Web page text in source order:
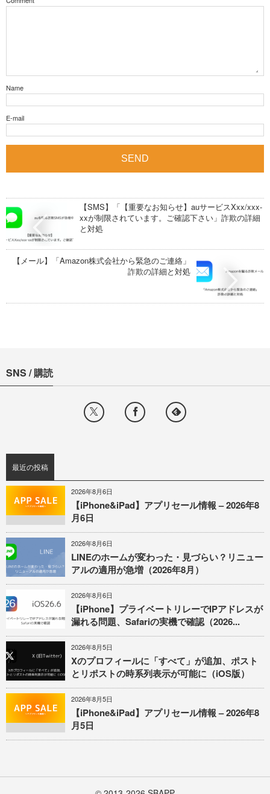
Name
E-mail
【SMS】「【重要なお知らせ】auサービスXxx/xxx-
xxが制限されています。ご確認下さい」詐欺の詳細
と対処
【メール】「Amazon株式会社から緊急のご連絡」
詐欺の詳細と対処
SNS / 購読
最近の投稿
2026年8月6日
【iPhone&iPad】アプリセール情報 – 2026年8
月6日
2026年8月6日
LINEのホームが変わった・見づらい？リニュー
アルの適用が急増（2026年8月）
2026年8月6日
【iPhone】プライベートリレーでIPアドレスが
漏れる問題、Safariの実機で確認（2026...
2026年8月5日
Xのプロフィールに「すべて」が追加、ポスト
とリポストの時系列表示が可能に（iOS版）
2026年8月5日
【iPhone&iPad】アプリセール情報 – 2026年8
月5日